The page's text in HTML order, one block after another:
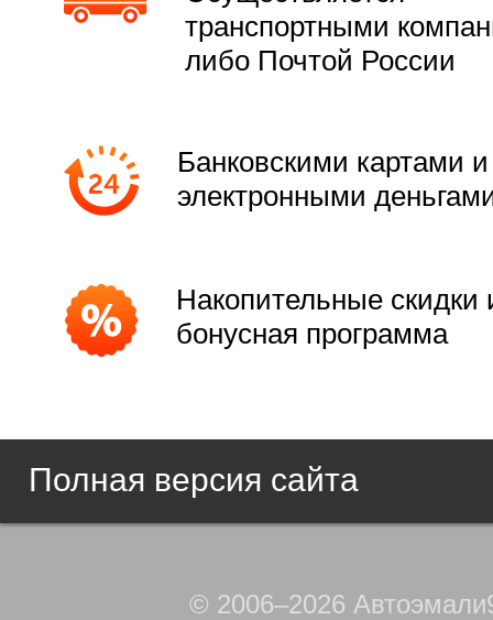
транспортными
либо Почтой России
Банковскими картами и
электронными
Накопительные скидки
бонусная программа
Полная версия сайта
© 2006–2026